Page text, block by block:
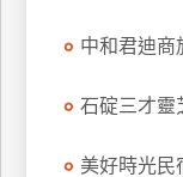
中和君迪商
石碇三才靈
美好時光民